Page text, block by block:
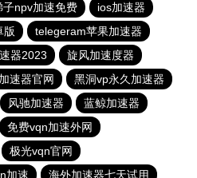
子npv加速免费
ios加速器
版
telegeram苹果加速器
器2023
旋风加速度器
速器官网
黑洞vp永久加速器
风驰加速器
蓝鲸加速器
免费vqn加速外网
极光vqn官网
加速 海外加速器七天试用